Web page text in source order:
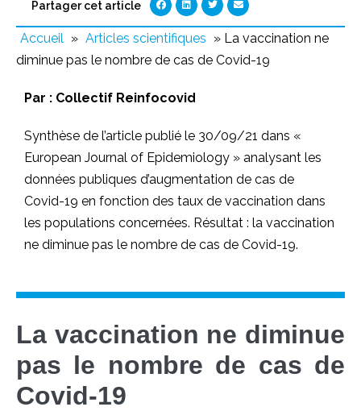
Partager cet article
Accueil » Articles scientifiques » La vaccination ne
diminue pas le nombre de cas de Covid-19
Par : Collectif Reinfocovid
Synthèse de l’article publié le 30/09/21 dans «
European Journal of Epidemiology » analysant les
données publiques d’augmentation de cas de
Covid-19 en fonction des taux de vaccination dans
les populations concernées. Résultat : la vaccination
ne diminue pas le nombre de cas de Covid-19.
La vaccination ne diminue
pas le nombre de cas de
Covid-19